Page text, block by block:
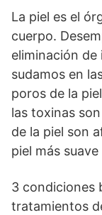
La piel es el
cuerpo.
eliminación de
sudamos en
poros de la
las toxinas
de la piel son
piel más
3 condiciones
tratamientos